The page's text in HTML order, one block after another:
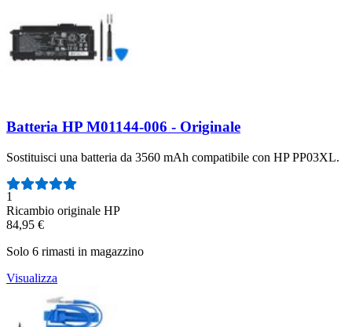
Batteria HP M01144-006 - Originale
Sostituisci una batteria da 3560 mAh compatibile con HP PP03XL.
Numero di recensioni:
1
Ricambio originale HP
84,95 €
Solo 6 rimasti in magazzino
Visualizza